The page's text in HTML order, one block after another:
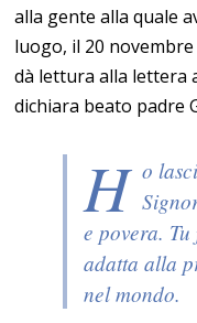
alla gente alla quale
luogo, il 20 novembre
dà lettura alla lettera
dichiara beato padre
H o
e povera.
adatta alla
nel mondo.